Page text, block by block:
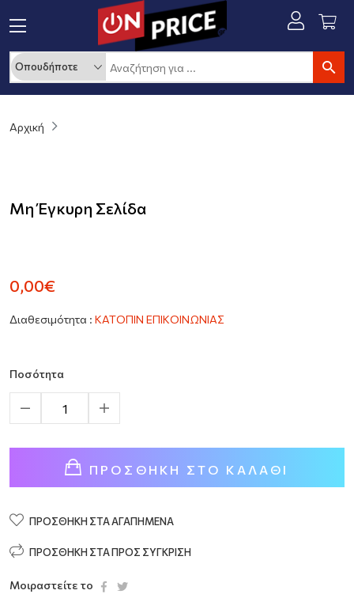
Αρχική
Μη Έγκυρη Σελίδα
0,00€
Διαθεσιμότητα : ΚΑΤΟΠΙΝ ΕΠΙΚΟΙΝΩΝΙΑΣ
Ποσότητα
ΠΡΟΣΘΉΚΗ ΣΤΟ ΚΑΛΆΘΙ
ΠΡΟΣΘΉΚΗ ΣΤΑ ΑΓΑΠΗΜΈΝΑ
ΠΡΟΣΘΉΚΗ ΣΤΑ ΠΡΟΣ ΣΎΓΚΡΙΣΗ
Μοιραστείτε το